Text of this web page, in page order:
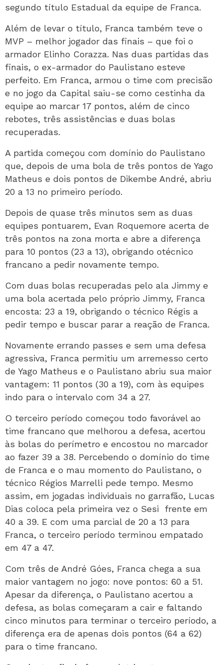
segundo título Estadual da equipe de Franca.
Além de levar o título, Franca também teve o
MVP – melhor jogador das finais – que foi o
armador Elinho Corazza. Nas duas partidas das
finais, o ex-armador do Paulistano esteve
perfeito. Em Franca, armou o time com precisão
e no jogo da Capital saiu-se como cestinha da
equipe ao marcar 17 pontos, além de cinco
rebotes, três assistências e duas bolas
recuperadas.
A partida começou com domínio do Paulistano
que, depois de uma bola de três pontos de Yago
Matheus e dois pontos de Dikembe André, abriu
20 a 13 no primeiro período.
Depois de quase três minutos sem as duas
equipes pontuarem, Evan Roquemore acerta de
três pontos na zona morta e abre a diferença
para 10 pontos (23 a 13), obrigando otécnico
francano a pedir novamente tempo.
Com duas bolas recuperadas pelo ala Jimmy e
uma bola acertada pelo próprio Jimmy, Franca
encosta: 23 a 19, obrigando o técnico Régis a
pedir tempo e buscar parar a reação de Franca.
Novamente errando passes e sem uma defesa
agressiva, Franca permitiu um arremesso certo
de Yago Matheus e o Paulistano abriu sua maior
vantagem: 11 pontos (30 a 19), com às equipes
indo para o intervalo com 34 a 27.
O terceiro período começou todo favorável ao
time francano que melhorou a defesa, acertou
às bolas do perímetro e encostou no marcador
ao fazer 39 a 38. Percebendo o domínio do time
de Franca e o mau momento do Paulistano, o
técnico Régios Marrelli pede tempo. Mesmo
assim, em jogadas individuais no garrafão, Lucas
Dias coloca pela primeira vez o Sesi
frente em
40 a 39. E com uma parcial de 20 a 13 para
Franca, o terceiro período terminou empatado
em 47 a 47.
Com três de André Góes, Franca chega a sua
maior vantagem no jogo: nove pontos: 60 a 51.
Apesar da diferença, o Paulistano acertou a
defesa, as bolas começaram a cair e faltando
cinco minutos para terminar o terceiro período, a
diferença era de apenas dois pontos (64 a 62)
para o time francano.